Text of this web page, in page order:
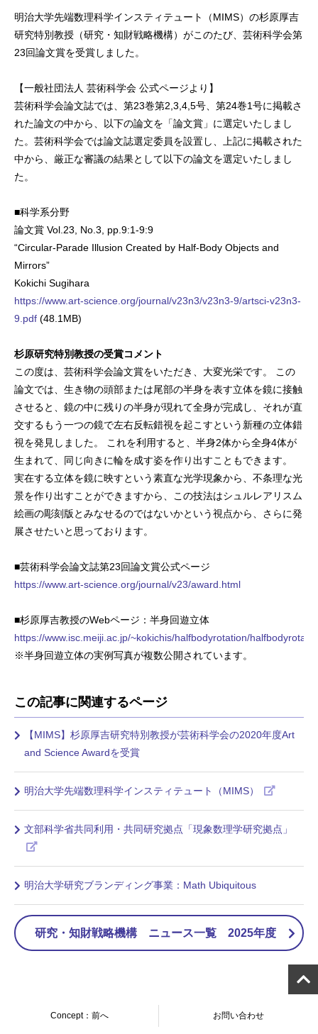
明治大学先端数理科学インスティテュート（MIMS）の杉原厚吉
研究特別教授（研究・知財戦略機構）がこのたび、芸術科学会第
23回論文賞を受賞しました。
【一般社団法人 芸術科学会 公式ページより】
芸術科学会論文誌では、第23巻第2,3,4,5号、第24巻1号に掲載さ
れた論文の中から、以下の論文を「論文賞」に選定いたしまし
た。芸術科学会では論文誌選定委員を設置し、上記に掲載された
中から、厳正な審議の結果として以下の論文を選定いたしまし
た。
■科学系分野
論文賞 Vol.23, No.3, pp.9:1-9:9
“Circular-Parade Illusion Created by Half-Body Objects and
Mirrors”
Kokichi Sugihara
https://www.art-science.org/journal/v23n3/v23n3-9/artsci-v23n3-
9.pdf (48.1MB)
杉原研究特別教授の受賞コメント
この度は、芸術科学会論文賞をいただき、大変光栄です。 この
論文では、生き物の頭部または尾部の半身を表す立体を鏡に接触
させると、鏡の中に残りの半身が現れて全身が完成し、それが直
交するもう一つの鏡で左右反転錯視を起こすという新種の立体錯
視を発見しました。 これを利用すると、半身2体から全身4体が
生まれて、同じ向きに輪を成す姿を作り出すこともできます。
実在する立体を鏡に映すという素直な光学現象から、不条理な光
景を作り出すことができますから、この技法はシュルレアリスム
絵画の彫刻版とみなせるのではないかという視点から、さらに発
展させたいと思っております。
■芸術科学会論文誌第23回論文賞公式ページ
https://www.art-science.org/journal/v23/award.html
■杉原厚吉教授のWebページ：半身回遊立体
https://www.isc.meiji.ac.jp/~kokichis/halfbodyrotation/
※半身回遊立体の実例写真が複数公開されています。
この記事に関連するページ
【MIMS】杉原厚吉研究特別教授が芸術科学会の2020年度Art
and Science Awardを受賞
明治大学先端数理科学インスティテュート（MIMS）
文部科学省共同利用・共同研究拠点「現象数理学研究拠点」
明治大学研究ブランディング事業：Math Ubiquitous
研究・知財戦略機構 ニュース一覧 2025年度
Concept：前へ お問い合わせ